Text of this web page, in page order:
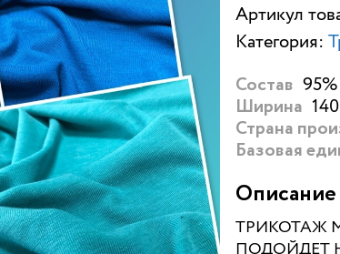
Артикул
Категория:
Состав
Ширина
Страна
Базовая
Описание
ТРИКОТАЖ
ПОДОЙДЕТ